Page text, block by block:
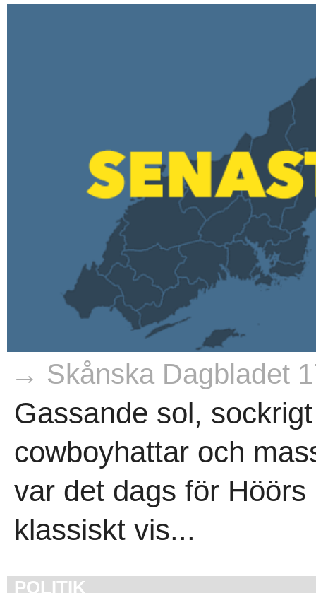
→ Skånska Dagbladet
Gassande sol,
cowboyhattar och
var det dags för
klassiskt vis...
POLITIK